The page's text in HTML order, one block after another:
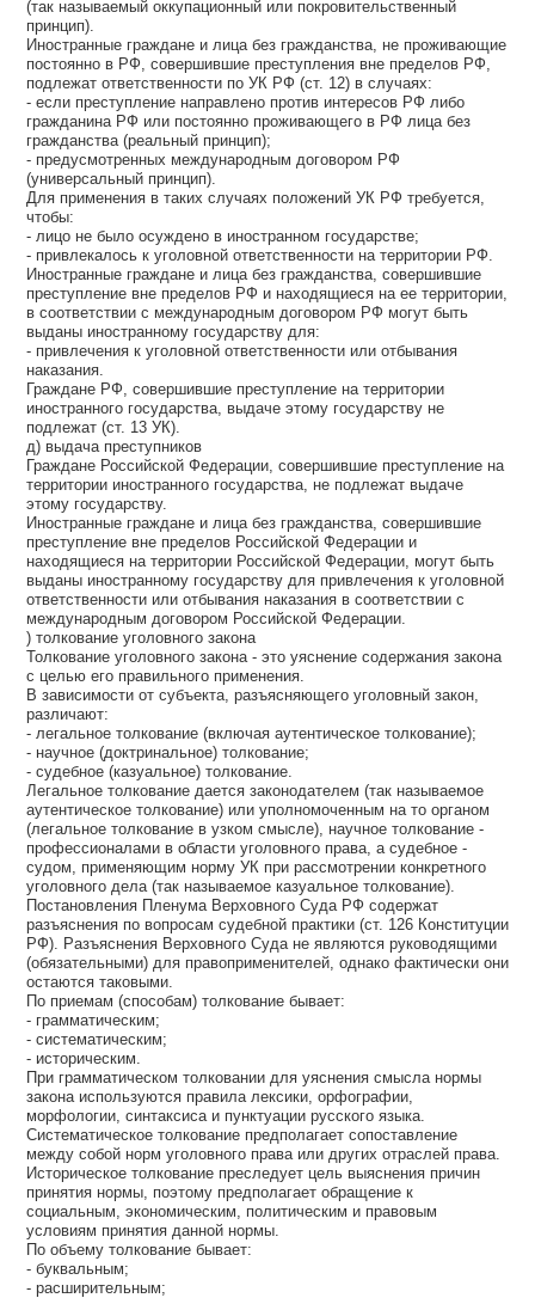
(так называемый оккупационный или покровительственный
принцип).
Иностранные граждане и лица без гражданства, не проживающие
постоянно в РФ, совершившие преступления вне пределов РФ,
подлежат ответственности по УК РФ (ст. 12) в случаях:
- если преступление направлено против интересов РФ либо
гражданина РФ или постоянно проживающего в РФ лица без
гражданства (реальный принцип);
- предусмотренных международным договором РФ
(универсальный принцип).
Для применения в таких случаях положений УК РФ требуется,
чтобы:
- лицо не было осуждено в иностранном государстве;
- привлекалось к уголовной ответственности на территории РФ.
Иностранные граждане и лица без гражданства, совершившие
преступление вне пределов РФ и находящиеся на ее территории,
в соответствии с международным договором РФ могут быть
выданы иностранному государству для:
- привлечения к уголовной ответственности или отбывания
наказания.
Граждане РФ, совершившие преступление на территории
иностранного государства, выдаче этому государству не
подлежат (ст. 13 УК).
д) выдача преступников
Граждане Российской Федерации, совершившие преступление на
территории иностранного государства, не подлежат выдаче
этому государству.
Иностранные граждане и лица без гражданства, совершившие
преступление вне пределов Российской Федерации и
находящиеся на территории Российской Федерации, могут быть
выданы иностранному государству для привлечения к уголовной
ответственности или отбывания наказания в соответствии с
международным договором Российской Федерации.
) толкование уголовного закона
Толкование уголовного закона - это уяснение содержания закона
с целью его правильного применения.
В зависимости от субъекта, разъясняющего уголовный закон,
различают:
- легальное толкование (включая аутентическое толкование);
- научное (доктринальное) толкование;
- судебное (казуальное) толкование.
Легальное толкование дается законодателем (так называемое
аутентическое толкование) или уполномоченным на то органом
(легальное толкование в узком смысле), научное толкование -
профессионалами в области уголовного права, а судебное -
судом, применяющим норму УК при рассмотрении конкретного
уголовного дела (так называемое казуальное толкование).
Постановления Пленума Верховного Суда РФ содержат
разъяснения по вопросам судебной практики (ст. 126 Конституции
РФ). Разъяснения Верховного Суда не являются руководящими
(обязательными) для правоприменителей, однако фактически они
остаются таковыми.
По приемам (способам) толкование бывает:
- грамматическим;
- систематическим;
- историческим.
При грамматическом толковании для уяснения смысла нормы
закона используются правила лексики, орфографии,
морфологии, синтаксиса и пунктуации русского языка.
Систематическое толкование предполагает сопоставление
между собой норм уголовного права или других отраслей права.
Историческое толкование преследует цель выяснения причин
принятия нормы, поэтому предполагает обращение к
социальным, экономическим, политическим и правовым
условиям принятия данной нормы.
По объему толкование бывает:
- буквальным;
- расширительным;